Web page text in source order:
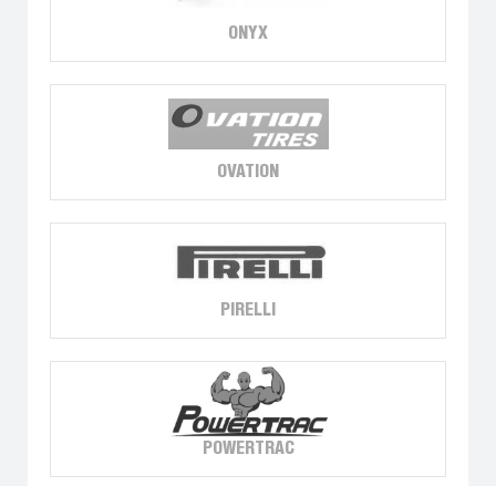
ONYX
OVATION
PIRELLI
POWERTRAC